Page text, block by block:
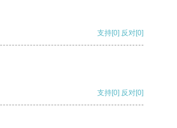
支持[0] 反对[0]
支持[0] 反对[0]